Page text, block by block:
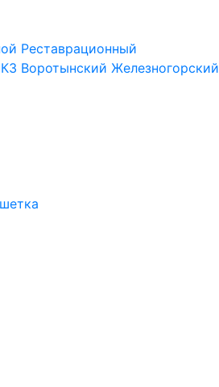
Реставрационный
Воротынский Железногорский